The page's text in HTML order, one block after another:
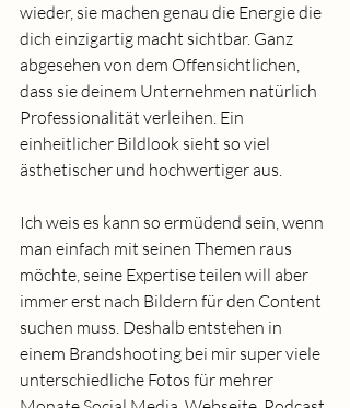
wieder, sie machen genau die Energie die
dich einzigartig macht sichtbar. Ganz
abgesehen von dem Offensichtlichen,
dass sie deinem Unternehmen natürlich
Professionalität verleihen. Ein
einheitlicher Bildlook sieht so viel
ästhetischer und hochwertiger aus.
Ich weis es kann so ermüdend sein, wenn
man einfach mit seinen Themen raus
möchte, seine Expertise teilen will aber
immer erst nach Bildern für den Content
suchen muss. Deshalb entstehen in
einem Brandshooting bei mir super viele
unterschiedliche Fotos für mehrer